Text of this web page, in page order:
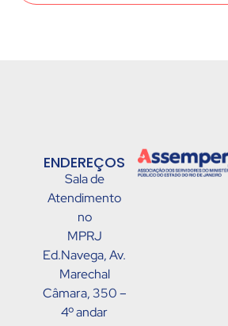
ENDEREÇOS
Sala de
Atendimento
no
MPRJ
Ed.Navega, Av.
Marechal
Câmara, 350 –
4º andar